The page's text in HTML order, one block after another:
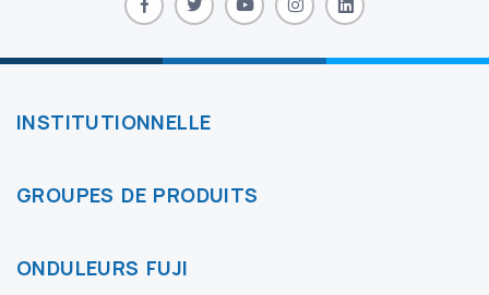
INSTITUTIONNELLE
GROUPES DE PRODUITS
ONDULEURS FUJI